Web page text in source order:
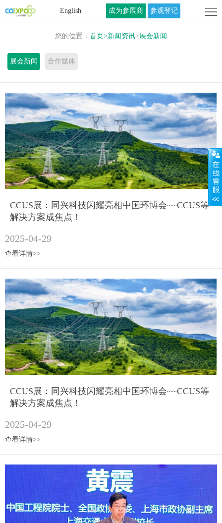
English 成为参展商 参观登记
首
于
会
展
中
心
动
中
心
联
系
我
们
您的位置： 首页>新闻资讯>展会新闻
展会新闻 合作媒体
CCUS展：同兴科技闪耀亮相中国环博会~~CCUS等
解决方案成焦点！
2025-04-29
查看详情>>
CCUS展：同兴科技闪耀亮相中国环博会~~CCUS等
解决方案成焦点！
2025-04-29
查看详情>>